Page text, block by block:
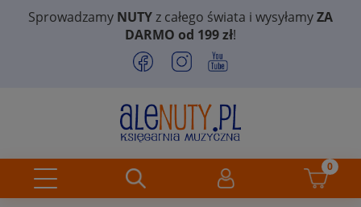
Sprowadzamy NUTYz całego świata i wysyłamyZA
DARMO od 199 zł!